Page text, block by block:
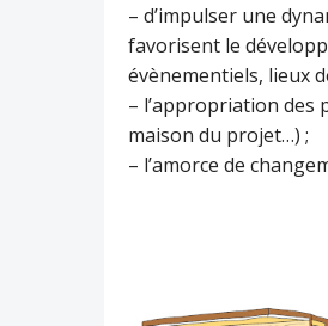
– d’impulser une
favorisent le
évènementiels, lieux
– l’appropriation des
maison du projet…) ;
– l’amorce de